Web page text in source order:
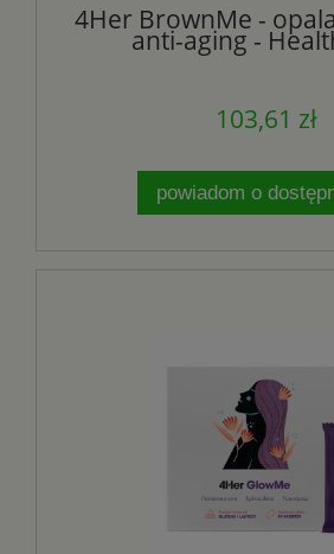
4Her BrownMe -
anti-aging -
103,61 zł
powiadom o